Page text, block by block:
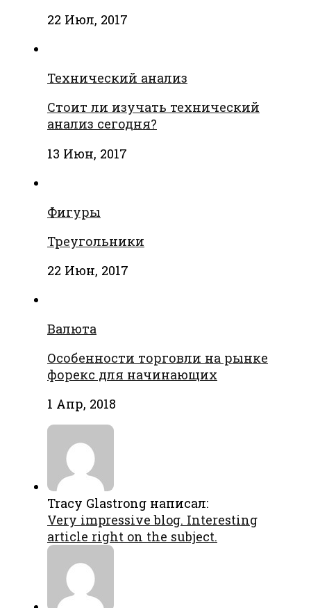
22 Июл, 2017
Технический анализ
Стоит ли изучать технический
анализ сегодня?
13 Июн, 2017
Фигуры
Треугольники
22 Июн, 2017
Валюта
Особенности торговли на рынке
форекс для начинающих
1 Апр, 2018
Tracy Glastrong написал:
Very impressive blog. Interesting
article right on the subject.